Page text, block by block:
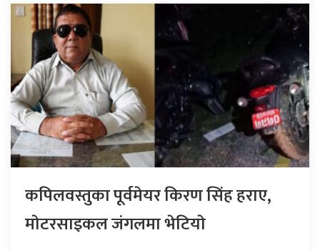
कपिलवस्तुका पूर्वमेयर किरण सिंह हराए,
माेटरसाइकल जंगलमा भेटियाे